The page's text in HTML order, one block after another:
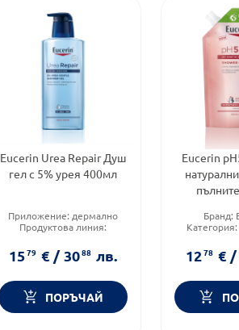
Eucerin Urea Repair Душ
гел с 5% урея 400мл
Приложение: дермално
Продуктова линия:
Форма на продукта:
1579 € / 3088 лв.
ПОРЪЧАЙ
Eucerin
Бранд:
Категория:
1278 € /